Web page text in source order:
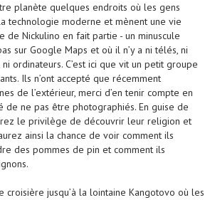
planète quelques endroits où les gens
technologie moderne et mènent une vie
de Nickulino en fait partie - un minuscule
sur Google Maps et où il n’y a ni télés, ni
ordinateurs. C’est ici que vit un petit groupe
Ils n’ont accepté que récemment
de l’extérieur, merci d’en tenir compte en
de ne pas être photographiés. En guise de
le privilège de découvrir leur religion et
ainsi la chance de voir comment ils
des pommes de pin et comment ils
croisière jusqu’à la lointaine Kangotovo où les